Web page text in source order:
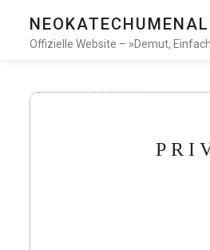
Offizielle Website – »Demut,